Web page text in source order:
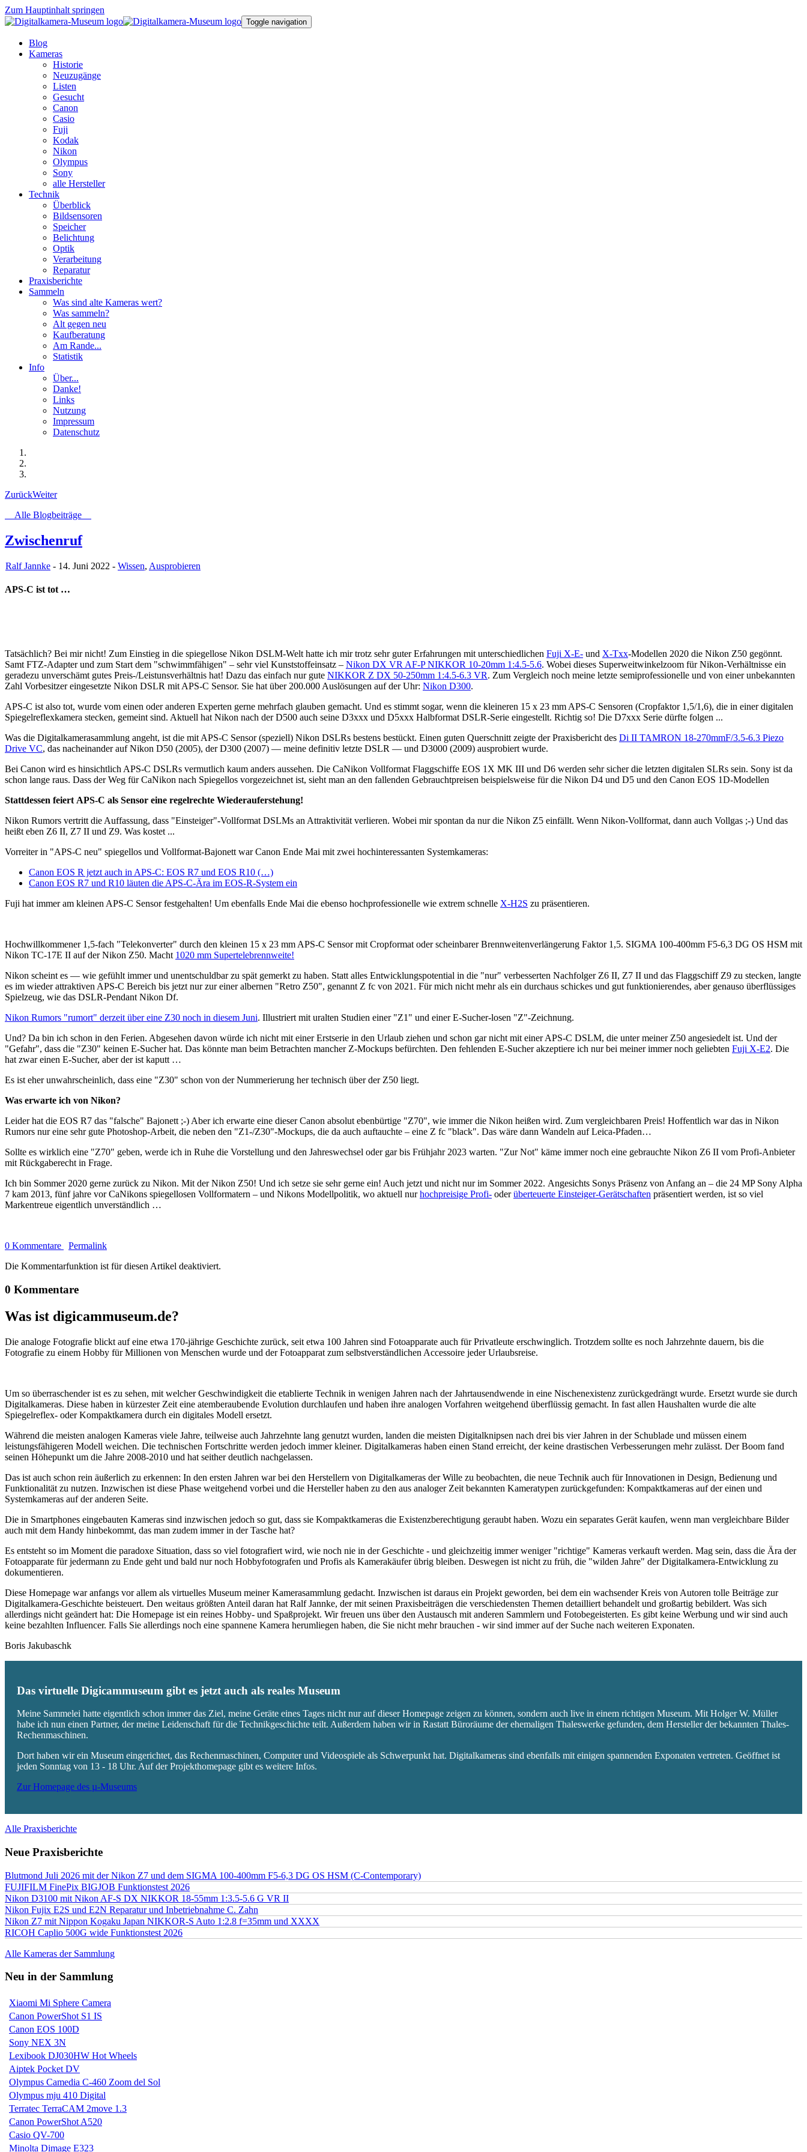
Zum Hauptinhalt springen
Toggle navigation
Blog
Kameras
Historie
Neuzugänge
Listen
Gesucht
Canon
Casio
Fuji
Kodak
Nikon
Olympus
Sony
alle Hersteller
Technik
Überblick
Bildsensoren
Speicher
Belichtung
Optik
Verarbeitung
Reparatur
Praxisberichte
Sammeln
Was sind alte Kameras wert?
Was sammeln?
Alt gegen neu
Kaufberatung
Am Rande...
Statistik
Info
Über...
Danke!
Links
Nutzung
Impressum
Datenschutz
ZurückWeiter
Alle Blogbeiträge
Zwischenruf
Ralf Jannke - 14. Juni 2022 - Wissen, Ausprobieren
APS-C ist tot …
Tatsächlich? Bei mir nicht! Zum Einstieg in die spiegellose Nikon DSLM-Welt hatte ich mir trotz sehr guter Erfahrungen mit unterschiedlichen Fuji X-E- und X-Txx-Modellen 2020 die Nikon Z50 gegönnt.
Samt FTZ-Adapter und zum Start dem "schwimmfähigen" – sehr viel Kunststoffeinsatz – Nikon DX VR AF-P NIKKOR 10-20mm 1:4.5-5.6. Wobei dieses Superweitwinkelzoom für Nikon-Verhältnisse ein
geradezu unverschämt gutes Preis-/Leistunsverhältnis hat! Dazu das einfach nur gute NIKKOR Z DX 50-250mm 1:4.5-6.3 VR. Zum Vergleich noch meine letzte semiprofessionelle und von einer unbekannten
Zahl Vorbesitzer eingesetzte Nikon DSLR mit APS-C Sensor. Sie hat über 200.000 Auslösungen auf der Uhr: Nikon D300.
APS-C ist also tot, wurde vom einen oder anderen Experten gerne mehrfach glauben gemacht. Und es stimmt sogar, wenn die kleineren 15 x 23 mm APS-C Sensoren (Cropfaktor 1,5/1,6), die in einer digitalen
Spiegelreflexkamera stecken, gemeint sind. Aktuell hat Nikon nach der D500 auch seine D3xxx und D5xxx Halbformat DSLR-Serie eingestellt. Richtig so! Die D7xxx Serie dürfte folgen ...
Was die Digitalkamerasammlung angeht, ist die mit APS-C Sensor (speziell) Nikon DSLRs bestens bestückt. Einen guten Querschnitt zeigte der Praxisbericht des Di II TAMRON 18-270mmF/3.5-6.3 Piezo
Drive VC, das nacheinander auf Nikon D50 (2005), der D300 (2007) — meine definitiv letzte DSLR — und D3000 (2009) ausprobiert wurde.
Bei Canon wird es hinsichtlich APS-C DSLRs vermutlich kaum anders aussehen. Die CaNikon Vollformat Flaggschiffe EOS 1X MK III und D6 werden sehr sicher die letzten digitalen SLRs sein. Sony ist da
schon lange raus. Dass der Weg für CaNikon nach Spiegellos vorgezeichnet ist, sieht man an den fallenden Gebrauchtpreisen beispielsweise für die Nikon D4 und D5 und den Canon EOS 1D-Modellen
Stattdessen feiert APS-C als Sensor eine regelrechte Wiederauferstehung!
Nikon Rumors vertritt die Auffassung, dass "Einsteiger"-Vollformat DSLMs an Attraktivität verlieren. Wobei mir spontan da nur die Nikon Z5 einfällt. Wenn Nikon-Vollformat, dann auch Vollgas ;-) Und das
heißt eben Z6 II, Z7 II und Z9. Was kostet ...
Vorreiter in "APS-C neu" spiegellos und Vollformat-Bajonett war Canon Ende Mai mit zwei hochinteressanten Systemkameras:
Canon EOS R jetzt auch in APS-C: EOS R7 und EOS R10 (…)
Canon EOS R7 und R10 läuten die APS-C-Ära im EOS-R-System ein
Fuji hat immer am kleinen APS-C Sensor festgehalten! Um ebenfalls Ende Mai die ebenso hochprofessionelle wie extrem schnelle X-H2S zu präsentieren.
Hochwillkommener 1,5-fach "Telekonverter" durch den kleinen 15 x 23 mm APS-C Sensor mit Cropformat oder scheinbarer Brennweitenverlängerung Faktor 1,5. SIGMA 100-400mm F5-6,3 DG OS HSM mit
Nikon TC-17E II auf der Nikon Z50. Macht 1020 mm Supertelebrennweite!
Nikon scheint es — wie gefühlt immer und unentschuldbar zu spät gemerkt zu haben. Statt alles Entwicklungspotential in die "nur" verbesserten Nachfolger Z6 II, Z7 II und das Flaggschiff Z9 zu stecken, langte
es im wieder attraktiven APS-C Bereich bis jetzt nur zur einer albernen "Retro Z50", genannt Z fc von 2021. Für mich nicht mehr als ein durchaus schickes und gut funktionierendes, aber genauso überflüssiges
Spielzeug, wie das DSLR-Pendant Nikon Df.
Nikon Rumors "rumort" derzeit über eine Z30 noch in diesem Juni. Illustriert mit uralten Studien einer "Z1" und einer E-Sucher-losen "Z"-Zeichnung.
Und? Da bin ich schon in den Ferien. Abgesehen davon würde ich nicht mit einer Erstserie in den Urlaub ziehen und schon gar nicht mit einer APS-C DSLM, die unter meiner Z50 angesiedelt ist. Und der
"Gefahr", dass die "Z30" keinen E-Sucher hat. Das könnte man beim Betrachten mancher Z-Mockups befürchten. Den fehlenden E-Sucher akzeptiere ich nur bei meiner immer noch geliebten Fuji X-E2. Die
hat zwar einen E-Sucher, aber der ist kaputt …
Es ist eher unwahrscheinlich, dass eine "Z30" schon von der Nummerierung her technisch über der Z50 liegt.
Was erwarte ich von Nikon?
Leider hat die EOS R7 das "falsche" Bajonett ;-) Aber ich erwarte eine dieser Canon absolut ebenbürtige "Z70", wie immer die Nikon heißen wird. Zum vergleichbaren Preis! Hoffentlich war das in Nikon
Rumors nur eine sehr gute Photoshop-Arbeit, die neben den "Z1-/Z30"-Mockups, die da auch auftauchte – eine Z fc "black". Das wäre dann Wandeln auf Leica-Pfaden…
Sollte es wirklich eine "Z70" geben, werde ich in Ruhe die Vorstellung und den Jahreswechsel oder gar bis Frühjahr 2023 warten. "Zur Not" käme immer noch eine gebrauchte Nikon Z6 II vom Profi-Anbieter
mit Rückgaberecht in Frage.
Ich bin Sommer 2020 gerne zurück zu Nikon. Mit der Nikon Z50! Und ich setze sie sehr gerne ein! Auch jetzt und nicht nur im Sommer 2022. Angesichts Sonys Präsenz von Anfang an – die 24 MP Sony Alpha
7 kam 2013, fünf jahre vor CaNikons spiegellosen Vollformatern – und Nikons Modellpolitik, wo aktuell nurhochpreisige Profi- oderüberteuerte Einsteiger-Gerätschaften präsentiert werden, ist so viel
Markentreue eigentlich unverständlich …
0 Kommentare
Permalink
Die Kommentarfunktion ist für diesen Artikel deaktiviert.
0 Kommentare
Was ist digicammuseum.de?
Die analoge Fotografie blickt auf eine etwa 170-jährige Geschichte zurück, seit etwa 100 Jahren sind Fotoapparate auch für Privatleute erschwinglich. Trotzdem sollte es noch Jahrzehnte dauern, bis die
Fotografie zu einem Hobby für Millionen von Menschen wurde und der Fotoapparat zum selbstverständlichen Accessoire jeder Urlaubsreise.
Um so überraschender ist es zu sehen, mit welcher Geschwindigkeit die etablierte Technik in wenigen Jahren nach der Jahrtausendwende in eine Nischenexistenz zurückgedrängt wurde. Ersetzt wurde sie durch
Digitalkameras. Diese haben in kürzester Zeit eine atemberaubende Evolution durchlaufen und haben ihre analogen Vorfahren weitgehend überflüssig gemacht. In fast allen Haushalten wurde die alte
Spiegelreflex- oder Kompaktkamera durch ein digitales Modell ersetzt.
Während die meisten analogen Kameras viele Jahre, teilweise auch Jahrzehnte lang genutzt wurden, landen die meisten Digitalknipsen nach drei bis vier Jahren in der Schublade und müssen einem
leistungsfähigeren Modell weichen. Die technischen Fortschritte werden jedoch immer kleiner. Digitalkameras haben einen Stand erreicht, der keine drastischen Verbesserungen mehr zulässt. Der Boom fand
seinen Höhepunkt um die Jahre 2008-2010 und hat seither deutlich nachgelassen.
Das ist auch schon rein äußerlich zu erkennen: In den ersten Jahren war bei den Herstellern von Digitalkameras der Wille zu beobachten, die neue Technik auch für Innovationen in Design, Bedienung und
Funktionalität zu nutzen. Inzwischen ist diese Phase weitgehend vorbei und die Hersteller haben zu den aus analoger Zeit bekannten Kameratypen zurückgefunden: Kompaktkameras auf der einen und
Systemkameras auf der anderen Seite.
Die in Smartphones eingebauten Kameras sind inzwischen jedoch so gut, dass sie Kompaktkameras die Existenzberechtigung geraubt haben. Wozu ein separates Gerät kaufen, wenn man vergleichbare Bilder
auch mit dem Handy hinbekommt, das man zudem immer in der Tasche hat?
Es entsteht so im Moment die paradoxe Situation, dass so viel fotografiert wird, wie noch nie in der Geschichte - und gleichzeitig immer weniger "richtige" Kameras verkauft werden. Mag sein, dass die Ära der
Fotoapparate für jedermann zu Ende geht und bald nur noch Hobbyfotografen und Profis als Kamerakäufer übrig bleiben. Deswegen ist nicht zu früh, die "wilden Jahre" der Digitalkamera-Entwicklung zu
dokumentieren.
Diese Homepage war anfangs vor allem als virtuelles Museum meiner Kamerasammlung gedacht. Inzwischen ist daraus ein Projekt geworden, bei dem ein wachsender Kreis von Autoren tolle Beiträge zur
Digitalkamera-Geschichte beisteuert. Den weitaus größten Anteil daran hat Ralf Jannke, der mit seinen Praxisbeiträgen die verschiedensten Themen detailliert behandelt und großartig bebildert. Was sich
allerdings nicht geändert hat: Die Homepage ist ein reines Hobby- und Spaßprojekt. Wir freuen uns über den Austausch mit anderen Sammlern und Fotobegeisterten. Es gibt keine Werbung und wir sind auch
keine bezahlten Influencer. Falls Sie allerdings noch eine spannene Kamera herumliegen haben, die Sie nicht mehr brauchen - wir sind immer auf der Suche nach weiteren Exponaten.
Boris Jakubaschk
Das virtuelle Digicammuseum gibt es jetzt auch als reales Museum
Meine Sammelei hatte eigentlich schon immer das Ziel, meine Geräte eines Tages nicht nur auf dieser Homepage zeigen zu können, sondern auch live in einem richtigen Museum. Mit Holger W. Müller
habe ich nun einen Partner, der meine Leidenschaft für die Technikgeschichte teilt. Außerdem haben wir in Rastatt Büroräume der ehemaligen Thaleswerke gefunden, dem Hersteller der bekannten Thales-
Rechenmaschinen.
Dort haben wir ein Museum eingerichtet, das Rechenmaschinen, Computer und Videospiele als Schwerpunkt hat. Digitalkameras sind ebenfalls mit einigen spannenden Exponaten vertreten. Geöffnet ist
jeden Sonntag von 13 - 18 Uhr. Auf der Projekthomepage gibt es weitere Infos.
Zur Homepage des µ-Museums
Alle Praxisberichte
Neue Praxisberichte
Blutmond Juli 2026 mit der Nikon Z7 und dem SIGMA 100-400mm F5-6,3 DG OS HSM (C-Contemporary)
FUJIFILM FinePix BIGJOB Funktionstest 2026
Nikon D3100 mit Nikon AF-S DX NIKKOR 18-55mm 1:3.5-5.6 G VR II
Nikon Fujix E2S und E2N Reparatur und Inbetriebnahme C. Zahn
Nikon Z7 mit Nippon Kogaku Japan NIKKOR-S Auto 1:2.8 f=35mm und XXXX
RICOH Caplio 500G wide Funktionstest 2026
Alle Kameras der Sammlung
Neu in der Sammlung
Xiaomi Mi Sphere Camera
Canon PowerShot S1 IS
Canon EOS 100D
Sony NEX 3N
Lexibook DJ030HW Hot Wheels
Aiptek Pocket DV
Olympus Camedia C-460 Zoom del Sol
Olympus mju 410 Digital
Terratec TerraCAM 2move 1.3
Canon PowerShot A520
Casio QV-700
Minolta Dimage E323